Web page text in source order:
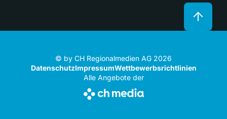
© by CH Regionalmedien AG 2026
DatenschutzImpressumWettbewerbsrichtlinien
Alle Angebote der